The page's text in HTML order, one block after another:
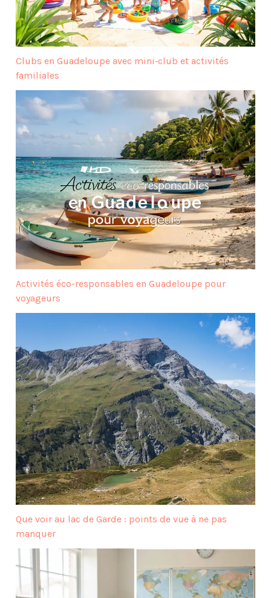
Clubs en Guadeloupe avec mini‑club et activités
familiales
Activités éco-responsables en Guadeloupe pour
voyageurs
Que voir au lac de Garde : points de vue à ne pas
manquer